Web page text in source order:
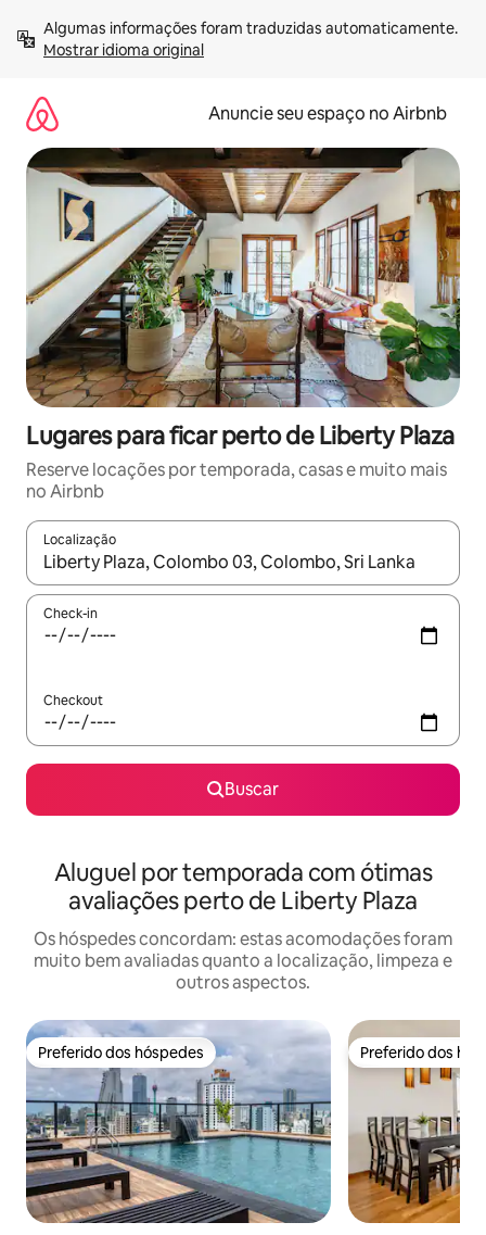
para
Mostrar idioma original
Anuncie seu espaço no Airbnb
Lugares para ficar perto de Liberty Plaza
Reserve locações por temporada, casas e muito mais
no Airbnb
Localização
Quando os resultados estiverem disponíveis, explore-os
Check-in
Checkout
Buscar
Aluguel por temporada com ótimas
avaliações perto de Liberty Plaza
Os hóspedes concordam: estas acomodações foram
muito bem avaliadas quanto a localização, limpeza e
outros aspectos.
Preferido dos hóspedes
Preferido dos hóspedes Preferido dos
Preferido dos